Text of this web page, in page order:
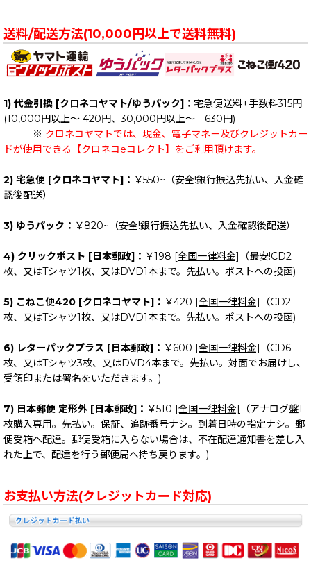
送料/配送方法(10,000円以上で送料無料)
1) 代金引換 [クロネコヤマト/ゆうパック]： 宅急便送料+手数料315円
(10,000円以上～ 420円、30,000円以上～ 630円)
※ クロネコヤマトでは、現金、電子マネー及びクレジットカー
ドが使用できる【クロネコeコレクト】をご利用頂けます。
2) 宅急便 [クロネコヤマト]： ￥550~（安全!銀行振込先払い、入金確
認後配送）
3) ゆうパック： ￥820~（安全!銀行振込先払い、入金確認後配送）
4) クリックポスト [日本郵政]： ￥198 [全国一律料金]
（最安!CD2
枚、又はTシャツ1枚、又はDVD1本まで。先払い。ポストへの投函)
5) こねこ便420 [クロネコヤマト]： ￥420 [全国一律料金]
（CD2
枚、又はTシャツ1枚、又はDVD1本まで。先払い。ポストへの投函)
6) レターパックプラス [日本郵政]： ￥600 [全国一律料金]
（CD6
枚、又はTシャツ3枚、又はDVD4本まで。先払い。対面でお届けし、
受領印または署名をいただきます。)
7) 日本郵便 定形外 [日本郵政]： ￥510 [全国一律料金]
（アナログ盤1
枚購入専用。先払い。保証、追跡番号ナシ。到着日時の指定ナシ。郵
便受箱へ配達。郵便受箱に入らない場合は、不在配達通知書を差し入
れた上で、配達を行う郵便局へ持ち戻ります。)
お支払い方法(クレジットカード対応)